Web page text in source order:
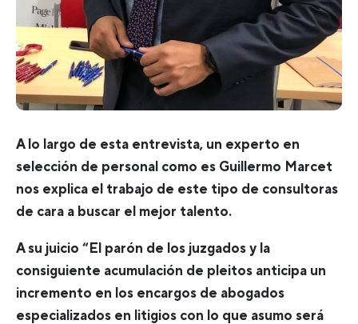
A lo largo de esta entrevista, un experto en
selección de personal como es Guillermo Marcet
nos explica el trabajo de este tipo de consultoras
de cara a buscar el mejor talento.
A su juicio “El parón de los juzgados y la
consiguiente acumulación de pleitos anticipa un
incremento en los encargos de abogados
especializados en litigios con lo que asumo será